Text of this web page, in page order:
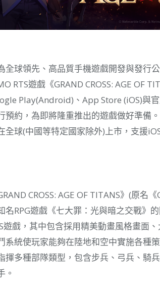
全球領先、高品質手機遊戲開發與發行
RTS遊戲《GRAND CROSS: AGE OF
Play(Android)、App Store (iOS)與
預約，為即將隆重推出的遊戲做好準備
全球(中國等特定國家除外)上市，支援
CROSS: AGE OF TITANS》(原名
名RPG遊戲《七大罪：光與暗之交戰》
遊戲，其中包含採用精美動畫風格畫面
系統使玩家能夠在陸地和空中實施各種
揮多種部隊類型，包含步兵、弓兵、騎
。